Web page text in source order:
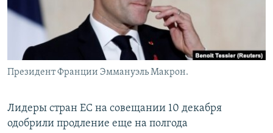
Президент Франции Эммануэль Макрон.
Лидеры стран ЕС на совещании 10 декабря
одобрили продление еще на полгода